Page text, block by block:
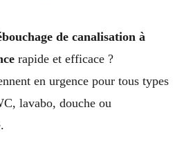
de canalisation à
rapide et efficace ?
en urgence pour tous types
lavabo, douche ou